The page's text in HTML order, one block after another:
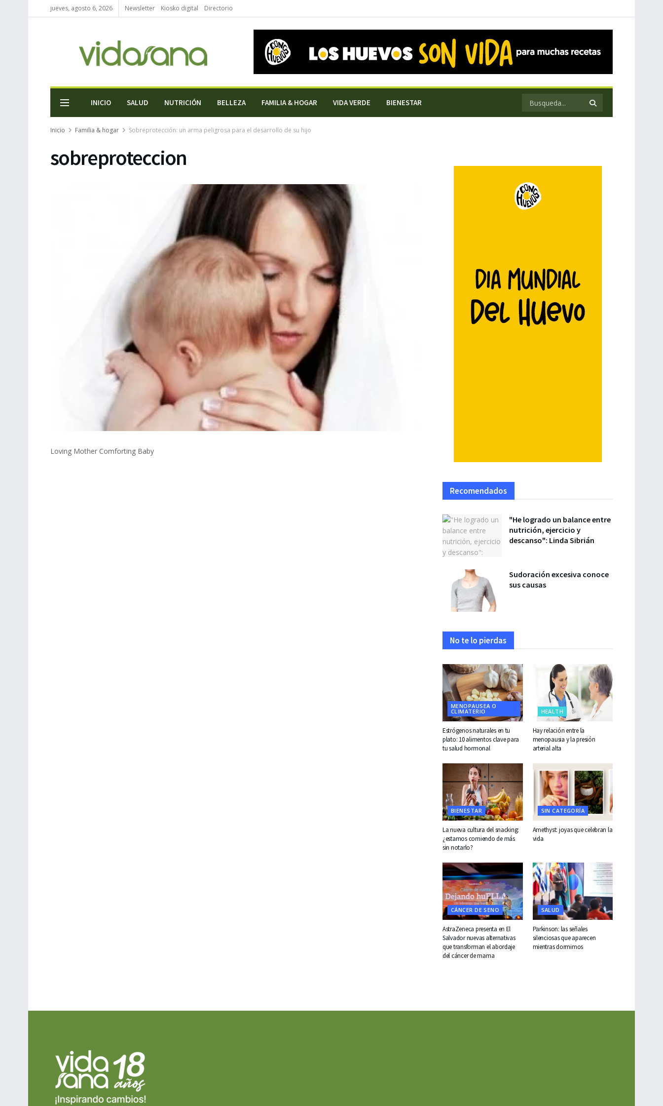
jueves, agosto 6, 2026 Newsletter Kiosko digital Directorio
INICIO SALUD NUTRICIÓN BELLEZA FAMILIA & HOGAR VIDA VERDE BIENESTAR
Inicio Familia & hogar Sobreprotección: un arma peligrosa para el desarrollo de su hijo
sobreproteccion
Loving Mother Comforting Baby
Recomendados
"He logrado un balance entre
nutrición, ejercicio y
descanso": Linda Sibrián
Sudoración excesiva conoce
sus causas
No te lo pierdas
MENOPAUSEA O
CLIMATERIO
Estrógenos naturales en tu
plato: 10 alimentos clave para
tu salud hormonal
HEALTH
Hay relación entre la
menopausia y la presión
arterial alta
BIENESTAR
La nueva cultura del snacking:
¿estamos comiendo de más
sin notarlo?
SIN CATEGORÍA
Amethyst: joyas que celebran la
vida
CÁNCER DE SENO
AstraZeneca presenta en El
Salvador nuevas alternativas
que transforman el abordaje
del cáncer de mama
SALUD
Parkinson: las señales
silenciosas que aparecen
mientras dormimos